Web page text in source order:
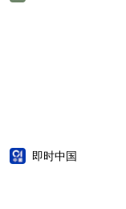
即时中国